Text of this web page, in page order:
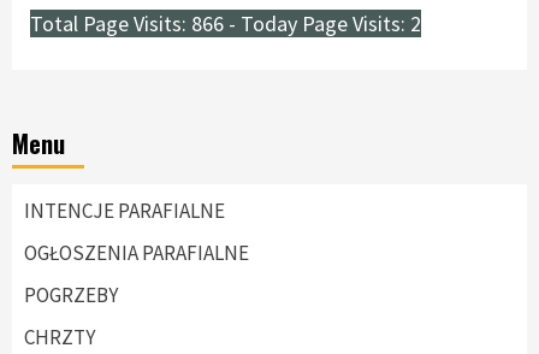
Total Page Visits: 866 - Today Page Visits: 2
Menu
INTENCJE PARAFIALNE
OGŁOSZENIA PARAFIALNE
POGRZEBY
CHRZTY